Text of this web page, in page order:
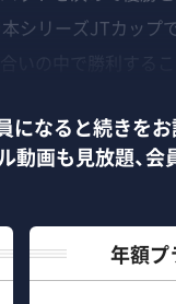
シリーズJTカッ
になると続きをお
動画も見放題、会
年額プ